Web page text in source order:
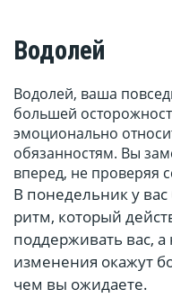
Водолей
Водолей, ваша
большей
эмоционально
обязанностям. Вы
вперед, не проверяя
В понедельник у вас
ритм, который
поддерживать вас,
изменения окажут
чем вы ожидаете.